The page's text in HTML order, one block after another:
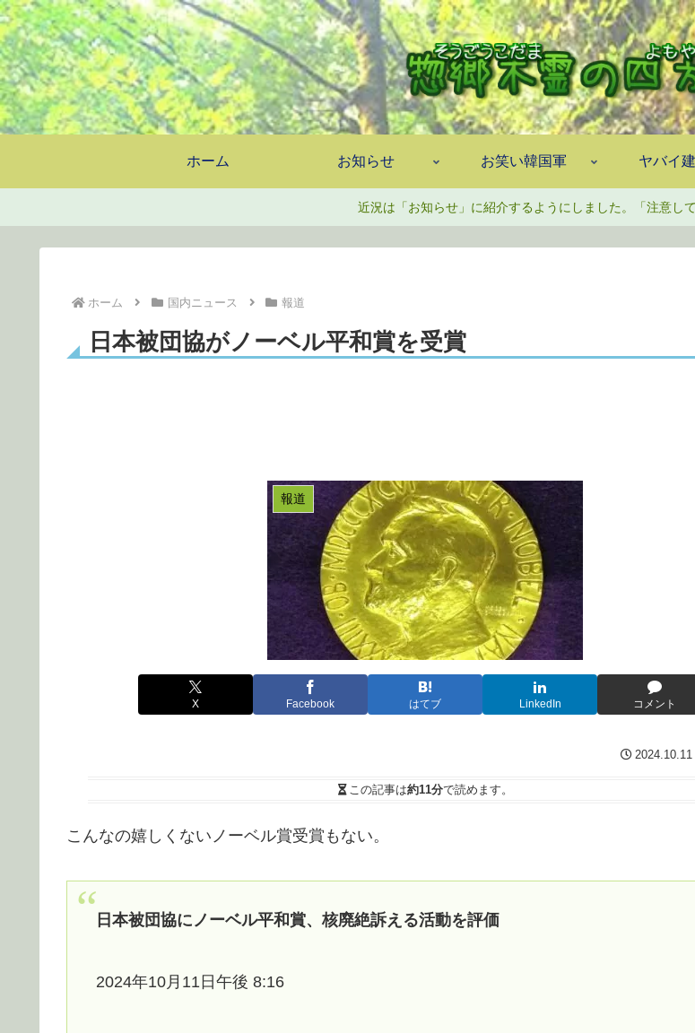
ホーム お知らせ お笑い韓国軍 ヤバイ
近況は「お知らせ」に紹介するようにしました。「注意し
ホーム 国内ニュース 報道
日本被団協がノーベル平和賞を受賞
報道
X Facebook はてブ LinkedIn コメント
2024.10.11
この記事は約11分で読めます。
こんなの嬉しくないノーベル賞受賞もない。
日本被団協にノーベル平和賞、核廃絶訴える活動を評価
2024年10月11日午後 8:16